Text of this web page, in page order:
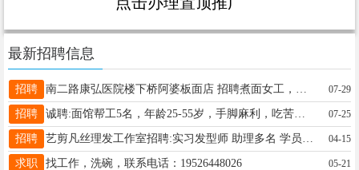
最新招聘信息
招聘 07-29
招聘 诚聘:面馆帮工5名，年龄25-55岁，手脚麻利，吃苦耐劳，有健康证，有餐饮经验优先，电话：13845583127微信同步， 地址:浙江省宁波市余姚甬矽电子厂 07-25
招聘 04-15
求职 找工作，洗碗，联系电话：19526448026 05-21